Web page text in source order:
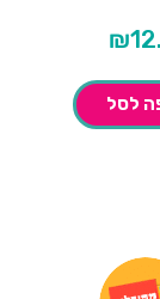
₪
לסל